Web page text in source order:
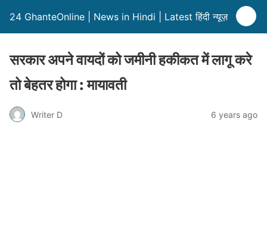
24 GhanteOnline | News in Hindi | Latest हिंदी न्यूज़
सरकार अपने वायदों को जमीनी हकीकत में लागू करे
तो बेहतर होगा : मायावती
Writer D 6 years ago